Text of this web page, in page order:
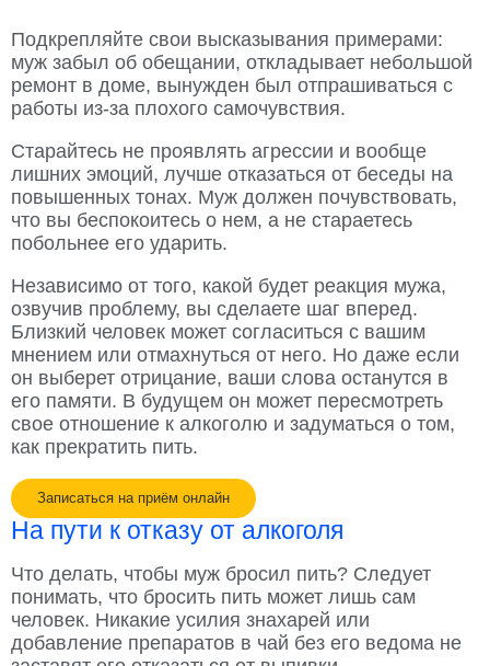
Подкрепляйте свои высказывания примерами:
муж забыл об обещании, откладывает небольшой
ремонт в доме, вынужден был отпрашиваться с
работы из-за плохого самочувствия.
Старайтесь не проявлять агрессии и вообще
лишних эмоций, лучше отказаться от беседы на
повышенных тонах. Муж должен почувствовать,
что вы беспокоитесь о нем, а не стараетесь
побольнее его ударить.
Независимо от того, какой будет реакция мужа,
озвучив проблему, вы сделаете шаг вперед.
Близкий человек может согласиться с вашим
мнением или отмахнуться от него. Но даже если
он выберет отрицание, ваши слова останутся в
его памяти. В будущем он может пересмотреть
свое отношение к алкоголю и задуматься о том,
как прекратить пить.
Записаться на приём онлайн
На пути к отказу от алкоголя
Что делать, чтобы муж бросил пить? Следует
понимать, что бросить пить может лишь сам
человек. Никакие усилия знахарей или
добавление препаратов в чай без его ведома не